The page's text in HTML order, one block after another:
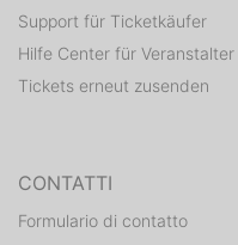
Support für Ticketkäufer
Hilfe Center für Veranstalter
Tickets erneut zusenden
CONTATTI
Formulario di contatto